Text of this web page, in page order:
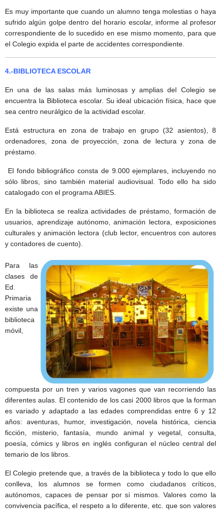
Es muy importante que cuando un alumno tenga molestias o haya
sufrido algún golpe dentro del horario escolar, informe al profesor
correspondiente de lo sucedido en ese mismo momento, para que
el Colegio expida el parte de accidentes correspondiente.
4.-BIBLIOTECA ESCOLAR
En una de las salas más luminosas y amplias del Colegio se
encuentra la Biblioteca escolar. Su ideal ubicación física, hace que
sea centro neurálgico de la actividad escolar.
Está estructura en zona de trabajo en grupo (32 asientos), 8
ordenadores, zona de proyección, zona de lectura y zona de
préstamo.
El fondo bibliográfico consta de 9.000 ejemplares, incluyendo no
sólo libros, sino también material audiovisual. Todo ello ha sido
catalogado con el programa ABIES.
En la biblioteca se realiza actividades de préstamo, formación de
usuarios, aprendizaje autónomo, animación lectora, exposiciones
culturales y animación lectora (club lector, encuentros con autores
y contadores de cuento).
Para las
clases de
Ed.
Primaria
existe una
biblioteca
móvil,
compuesta por un tren y varios vagones que van recorriendo las
diferentes aulas. El contenido de los casi 2000 libros que la forman
es variado y adaptado a las edades comprendidas entre 6 y 12
años: aventuras, humor, investigación, novela histórica, ciencia
ficción, misterio, fantasía, mundo animal y vegetal, consulta,
poesía, cómics y libros en inglés configuran el núcleo central del
temario de los libros.
El Colegio pretende que, a través de la biblioteca y todo lo que ello
conlleva, los alumnos se formen como ciudadanos críticos,
autónomos, capaces de pensar por sí mismos. Valores como la
convivencia pacífica, el respeto a lo diferente, etc. que son valores